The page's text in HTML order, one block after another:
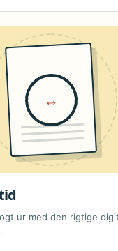
↔
ur med den rigtige